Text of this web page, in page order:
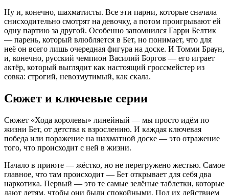
Ну и, конечно, шахматисты. Все эти парни, которые сначала
снисходительно смотрят на девочку, а потом проигрывают ей
одну партию за другой. Особенно запомнился Гарри Белтик
— парень, который влюбляется в Бет, но понимает, что для
неё он всего лишь очередная фигура на доске. И Томми Браун,
и, конечно, русский чемпион Василий Боргов — его играет
актёр, который выглядит как настоящий гроссмейстер из
совка: строгий, невозмутимый, как скала.
Сюжет и ключевые серии
Сюжет «Хода королевы» линейный — мы просто идём по
жизни Бет, от детства к взрослению. И каждая ключевая
победа или поражение на шахматной доске — это отражение
того, что происходит с ней в жизни.
Начало в приюте — жёстко, но не перегружено жестью. Самое
главное, что там происходит — Бет открывает для себя два
наркотика. Первый — это те самые зелёные таблетки, которые
дают детям, чтобы они были спокойными. Под их действием